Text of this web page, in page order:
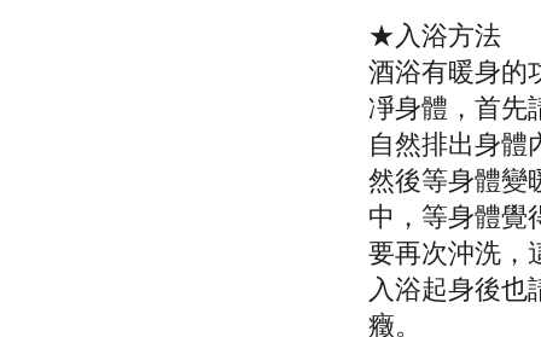
★入浴方法
酒浴有暖身的
凈身體，首先
自然排出身體
然後等身體變
中，等身體覺
要再次沖洗，
入浴起身後也
癥。